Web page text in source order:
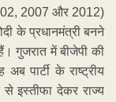
2007 और 2012)
के प्रधानमंत्री बनने
गुजरात में बीजेपी की
पार्टी के राष्ट्रीय
इस्तीफा देकर राज्य